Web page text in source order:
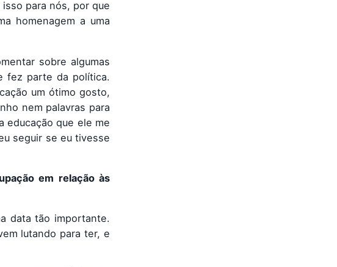
para nós, por que
homenagem a uma
sobre algumas
fez parte da política.
um ótimo gosto,
nem palavras para
educação que ele me
seguir se eu tivesse
em relação às
data tão importante.
lutando para ter, e